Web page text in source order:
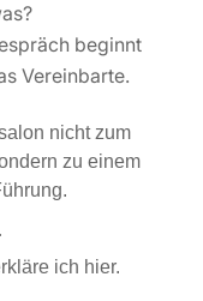
beginnt
Vereinbarte.
nicht zum
zu einem
ich hier.